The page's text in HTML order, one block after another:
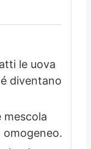
le uova
diventano
mescola